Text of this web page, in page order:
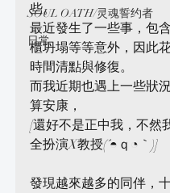
SOUL OATH/灵魂誓约者
日常
些。
最近發生了一些事，包
櫃坍塌等等意外，因此
時間清點與修復。
而我近期也遇上一些狀
算安康，
[還好不是正中我，不然
全扮演X教授(´◓ｑ◔｀)]
發現越來越多的同伴，